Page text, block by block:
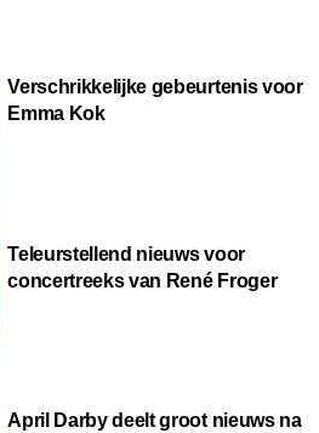
Verschrikkelijke gebeurtenis voor
Emma Kok
Teleurstellend nieuws voor
concertreeks van René Froger
April Darby deelt groot nieuws na